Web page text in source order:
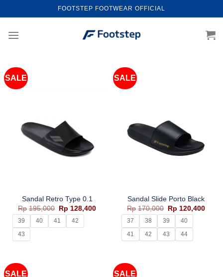
to
content
FOOTSTEP FOOTWEAR OFFICIAL
SALE
Sandal Retro Type 0.1
Rp 195,000
Harga
aslinya
adalah:
Rp195,000.
Rp 128,400Harga
Rp128,400.
39 40 41
42
43
SALE
Sandal Slide Porto Black
Rp 170,000
Harga
aslinya
adalah:
Rp170,000.
Rp 120,400
37 38 39
40
41
42 43 44
SALE SALE